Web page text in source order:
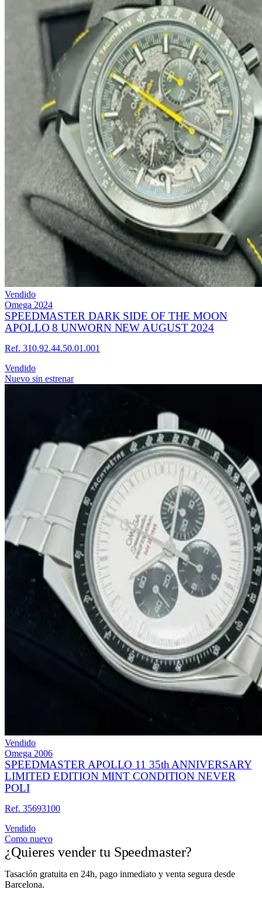
Vendido
Omega 2024
SPEEDMASTER DARK SIDE OF THE MOON
APOLLO 8 UNWORN NEW AUGUST 2024
Ref. 310.92.44.50.01.001
Vendido
Nuevo sin estrenar
Vendido
Omega 2006
SPEEDMASTER APOLLO 11 35th ANNIVERSARY
LIMITED EDITION MINT CONDITION NEVER
POLI
Ref. 35693100
Vendido
Como nuevo
¿Quieres vender tu Speedmaster?
Tasación gratuita en 24h, pago inmediato y venta segura desde
Barcelona.